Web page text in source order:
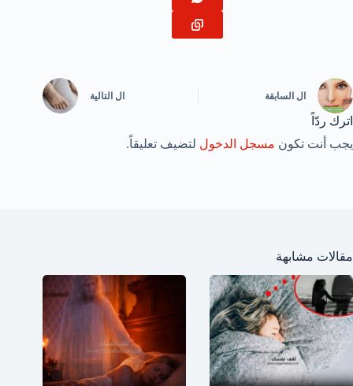
ال السابقة ال التالية
اترك ردّاً
يجب أنت تكون مسجل الدخول لتضيف تعليقاً.
مقالات مشابهة